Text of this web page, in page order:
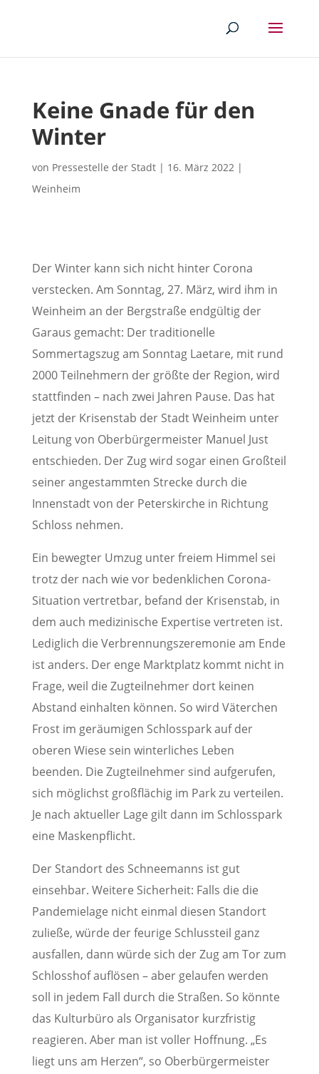
Keine Gnade für den
Winter
von Pressestelle der Stadt| 16. März 2022|
Weinheim
Der Winter kann sich nicht hinter Corona
verstecken. Am Sonntag, 27. März, wird ihm in
Weinheim an der Bergstraße endgültig der
Garaus gemacht: Der traditionelle
Sommertagszug am Sonntag Laetare, mit rund
2000 Teilnehmern der größte der Region, wird
stattfinden – nach zwei Jahren Pause. Das hat
jetzt der Krisenstab der Stadt Weinheim unter
Leitung von Oberbürgermeister Manuel Just
entschieden. Der Zug wird sogar einen Großteil
seiner angestammten Strecke durch die
Innenstadt von der Peterskirche in Richtung
Schloss nehmen.
Ein bewegter Umzug unter freiem Himmel sei
trotz der nach wie vor bedenklichen Corona-
Situation vertretbar, befand der Krisenstab, in
dem auch medizinische Expertise vertreten ist.
Lediglich die Verbrennungszeremonie am Ende
ist anders. Der enge Marktplatz kommt nicht in
Frage, weil die Zugteilnehmer dort keinen
Abstand einhalten können. So wird Väterchen
Frost im geräumigen Schlosspark auf der
oberen Wiese sein winterliches Leben
beenden. Die Zugteilnehmer sind aufgerufen,
sich möglichst großflächig im Park zu verteilen.
Je nach aktueller Lage gilt dann im Schlosspark
eine Maskenpflicht.
Der Standort des Schneemanns ist gut
einsehbar. Weitere Sicherheit: Falls die die
Pandemielage nicht einmal diesen Standort
zuließe, würde der feurige Schlussteil ganz
ausfallen, dann würde sich der Zug am Tor zum
Schlosshof auflösen – aber gelaufen werden
soll in jedem Fall durch die Straßen. So könnte
das Kulturbüro als Organisator kurzfristig
reagieren. Aber man ist voller Hoffnung. „Es
liegt uns am Herzen“, so Oberbürgermeister